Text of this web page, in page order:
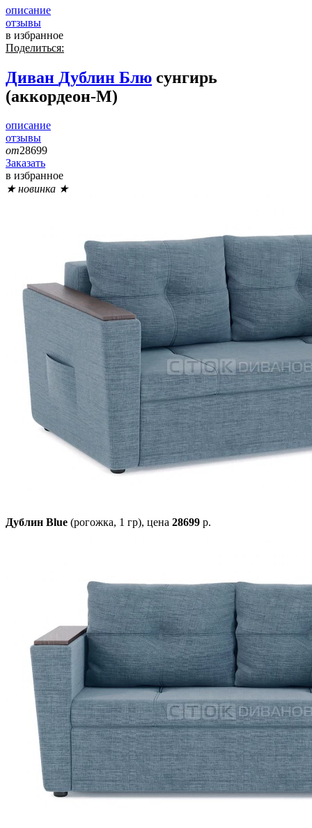
описание
отзывы
в избранное
Поделиться:
Диван Дублин Блю сунгирь
(аккордеон-М)
описание
отзывы
от28699
Заказать
в избранное
★ новинка ★
Дублин Blue (рогожка, 1 гр), цена 28699 р.